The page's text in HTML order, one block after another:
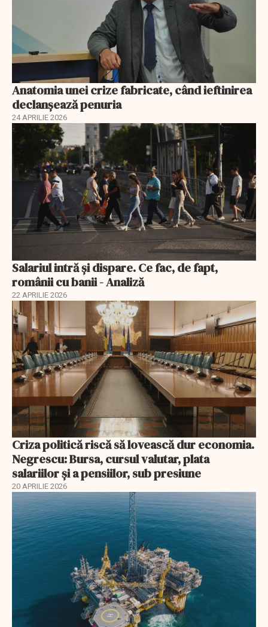
Anatomia unei crize fabricate, când ieftinirea
declanșează penuria
24 APRILIE 2026
Salariul intră și dispare. Ce fac, de fapt,
românii cu banii - Analiză
22 APRILIE 2026
Criza politică riscă să lovească dur economia.
Negrescu: Bursa, cursul valutar, plata
salariilor şi a pensiilor, sub presiune
20 APRILIE 2026